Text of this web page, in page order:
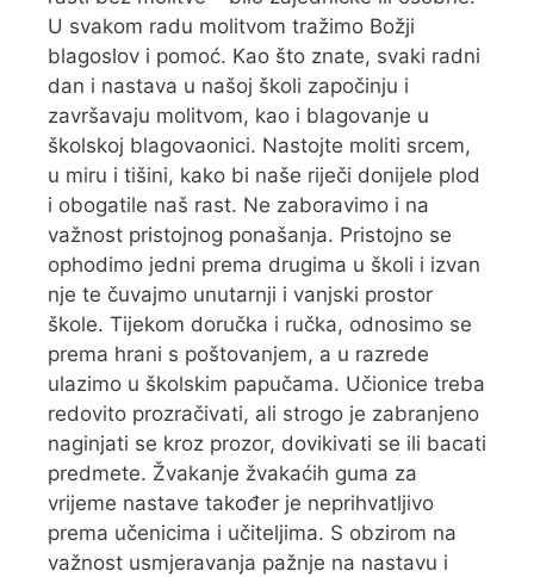
U svakom radu molitvom tražimo Božji
blagoslov i pomoć. Kao što znate, svaki radni
dan i nastava u našoj školi započinju i
završavaju molitvom, kao i blagovanje u
školskoj blagovaonici. Nastojte moliti srcem,
u miru i tišini, kako bi naše riječi donijele plod
i obogatile naš rast. Ne zaboravimo i na
važnost pristojnog ponašanja. Pristojno se
ophodimo jedni prema drugima u školi i izvan
nje te čuvajmo unutarnji i vanjski prostor
škole. Tijekom doručka i ručka, odnosimo se
prema hrani s poštovanjem, a u razrede
ulazimo u školskim papučama. Učionice treba
redovito prozračivati, ali strogo je zabranjeno
naginjati se kroz prozor, dovikivati se ili bacati
predmete. Žvakanje žvakaćih guma za
vrijeme nastave također je neprihvatljivo
prema učenicima i učiteljima. S obzirom na
važnost usmjeravanja pažnje na nastavu i